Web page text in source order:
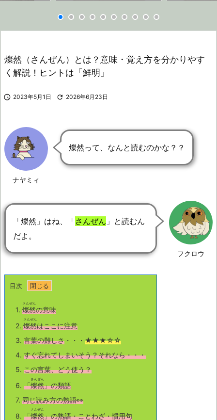
燦然（さんぜん）とは？意味・覚え方を分かりやす
く解説！ヒントは「鮮明」
 2023年5月1日  2026年6月23日
ナヤミィ
燦然って、なんと読むのかな？？
フクロウ
「燦然」はね、「さんぜん 」と読むん
だよ。
目次
1. 燦然
さんぜん
の意味
2. 燦然
さんぜん
はここに注意
3. 言葉の難しさ ・・・ ★★★☆☆
4. すぐ忘れてしまいそう？それなら・・・
5. この言葉、どう使う？
6. 「燦然
さんぜん
」の類語
7. 同じ読み方の熟語👀
8. 「燦然
さんぜん
」の熟語・ことわざ・慣用句